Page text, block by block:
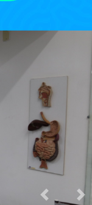
Previous